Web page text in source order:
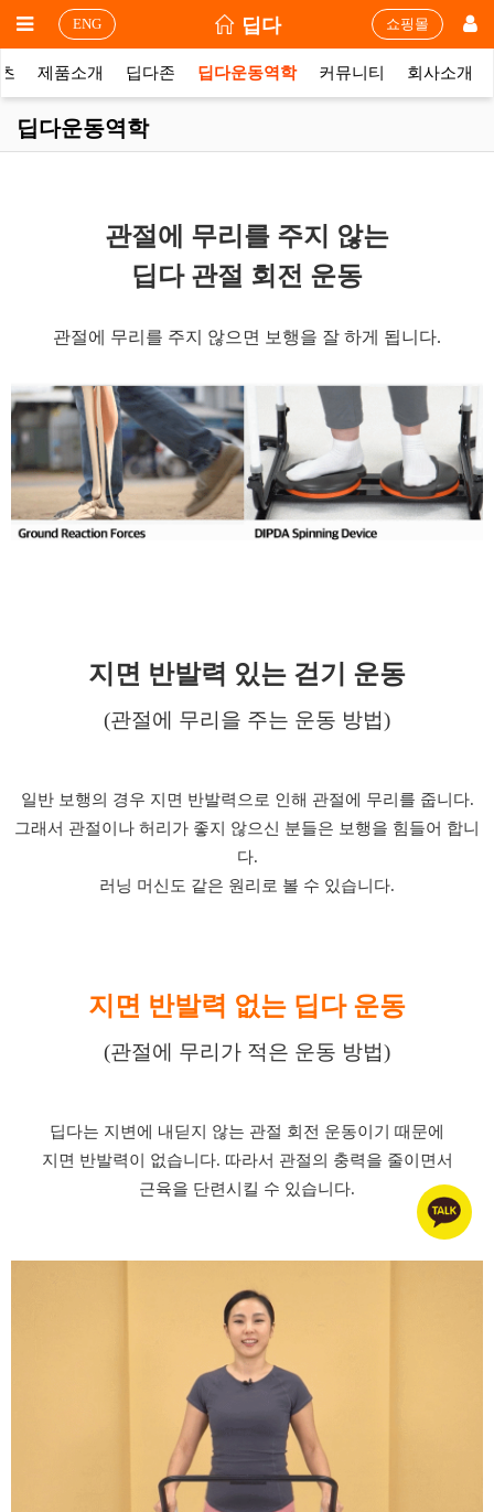
ENG 딥다 쇼핑몰
제품소개 딥다존 딥다운동역학 커뮤니티 회사소개
딥다운동역학
관절에 무리를 주지 않는
딥다 관절 회전 운동
관절에 무리를 주지 않으면 보행을 잘 하게 됩니다.
지면 반발력 있는 걷기 운동
(관절에 무리을 주는 운동 방법)
일반 보행의 경우 지면 반발력으로 인해 관절에 무리를 줍니다.
그래서 관절이나 허리가 좋지 않으신 분들은 보행을 힘들어 합니
다.
러닝 머신도 같은 원리로 볼 수 있습니다.
지면 반발력 없는 딥다 운동
(관절에 무리가 적은 운동 방법)
딥다는 지변에 내딛지 않는 관절 회전 운동이기 때문에
지면 반발력이 없습니다. 따라서 관절의 충력을 줄이면서
근육을 단련시킬 수 있습니다.